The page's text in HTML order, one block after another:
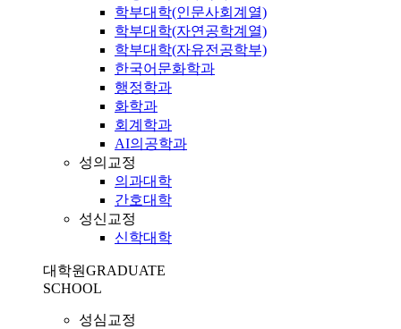
학부대학(인문사회계열)
학부대학(자연공학계열)
학부대학(자유전공학부)
한국어문화학과
행정학과
화학과
회계학과
AI의공학과
성의교정
의과대학
간호대학
성신교정
신학대학
대학원GRADUATE
SCHOOL
성심교정